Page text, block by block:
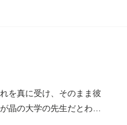
を真に受け、そのまま彼
晶の大学の先生だとわか